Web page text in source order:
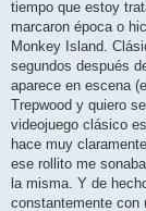
tiempo que estoy
marcaron época o
Monkey Island.
segundos después
aparece en escena
Trepwood y quiero
videojuego clásico
hace muy
ese rollito me
la misma. Y de
constantemente con